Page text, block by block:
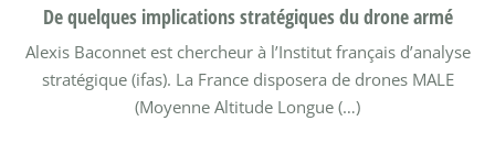
De quelques implications stratégiques du drone armé
Alexis Baconnet est chercheur à l’Institut français d’analyse
stratégique (ifas). La France disposera de drones MALE
(Moyenne Altitude Longue (…)